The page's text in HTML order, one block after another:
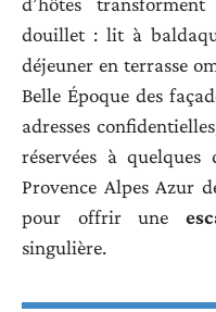
douillet : lit à
déjeuner en terrasse
Belle Époque des
adresses
réservées à quelques
Provence Alpes Azur
pour offrir une
singulière.